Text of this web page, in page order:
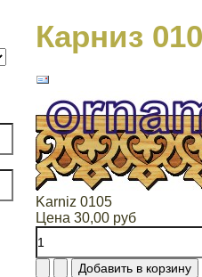
Карниз
Karniz 0105
Цена 30,00 руб